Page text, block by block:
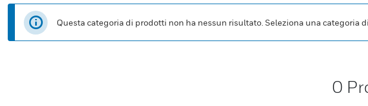
Questa categoria di prodotti non ha nessun risultato. Seleziona una categoria
0